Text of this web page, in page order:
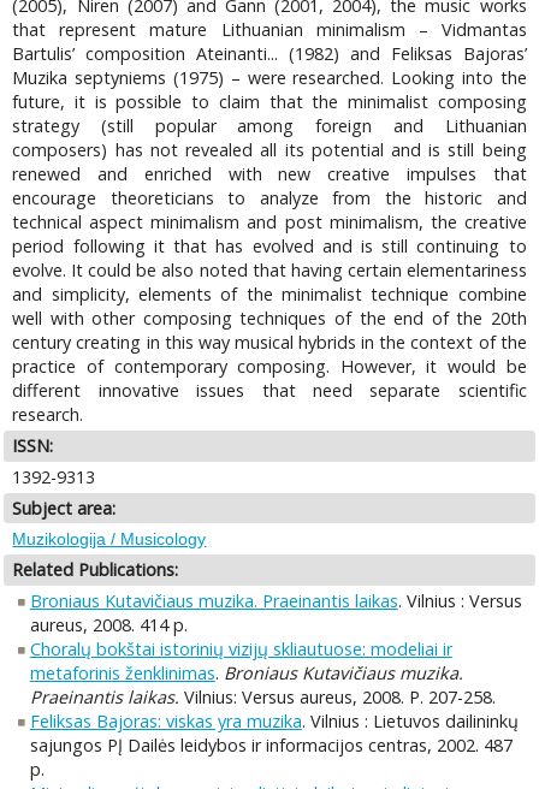
(2005), Niren (2007) and Gann (2001, 2004), the music works
that represent mature Lithuanian minimalism – Vidmantas
Bartulis’ composition Ateinanti... (1982) and Feliksas Bajoras’
Muzika septyniems (1975) – were researched. Looking into the
future, it is possible to claim that the minimalist composing
strategy (still popular among foreign and Lithuanian
composers) has not revealed all its potential and is still being
renewed and enriched with new creative impulses that
encourage theoreticians to analyze from the historic and
technical aspect minimalism and post minimalism, the creative
period following it that has evolved and is still continuing to
evolve. It could be also noted that having certain elementariness
and simplicity, elements of the minimalist technique combine
well with other composing techniques of the end of the 20th
century creating in this way musical hybrids in the context of the
practice of contemporary composing. However, it would be
different innovative issues that need separate scientific
research.
ISSN:
1392-9313
Subject area:
Muzikologija / Musicology
Related Publications:
Broniaus Kutavičiaus muzika. Praeinantis laikas. Vilnius : Versus
aureus, 2008. 414 p.
Choralų bokštai istorinių vizijų skliautuose: modeliai ir
metaforinis ženklinimas. Broniaus Kutavičiaus muzika.
Praeinantis laikas. Vilnius: Versus aureus, 2008. P. 207-258.
Feliksas Bajoras: viskas yra muzika. Vilnius : Lietuvos dailininkų
sajungos PĮ Dailės leidybos ir informacijos centras, 2002. 487
p.